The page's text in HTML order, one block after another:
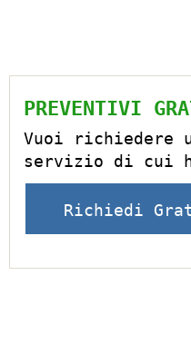
PREVENTIVI
Vuoi richiedere
servizio di cui
Richiedi